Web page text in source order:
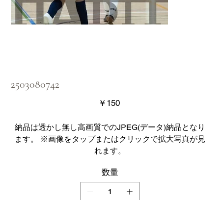
2503080742
価
格
￥150
納品は透かし無し高画質でのJPEG(データ)納品となり
ます。 ※画像をタップまたはクリックで拡大写真が見
れます。
数量